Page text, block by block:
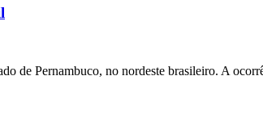
de Pernambuco, no nordeste brasileiro. A